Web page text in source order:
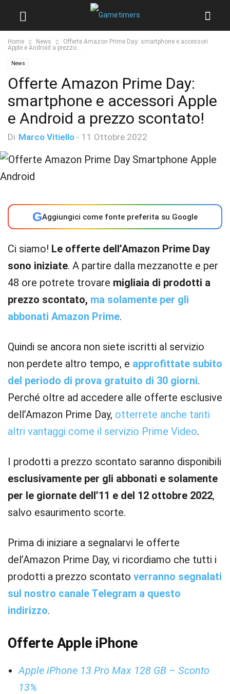
Home News
Offerte Amazon Prime Day: smartphone e accessori
Apple e Android a prezzo...
News
Offerte Amazon Prime Day:
smartphone e accessori Apple
e Android a prezzo scontato!
Di Marco Vitiello - 11 Ottobre 2022
GAggiungici come fonte preferita su Google
Ci siamo! Le offerte dell’Amazon Prime Day
sono iniziate. A partire dalla mezzanotte e per
48 ore potrete trovare migliaia di prodotti a
prezzo scontato, ma solamente per gli
abbonati Amazon Prime.
Quindi se ancora non siete iscritti al servizio
non perdete altro tempo, e approfittate subito
del periodo di prova gratuito di 30 giorni.
Perché oltre ad accedere alle offerte esclusive
dell’Amazon Prime Day, otterrete anche tanti
altri vantaggi come il servizio Prime Video.
I prodotti a prezzo scontato saranno disponibili
esclusivamente per gli abbonati e solamente
per le giornate dell’11 e del 12 ottobre 2022,
salvo esaurimento scorte.
Prima di iniziare a segnalarvi le offerte
del’Amazon Prime Day, vi ricordiamo che tutti i
prodotti a prezzo scontato verranno segnalati
sul nostro canale Telegram a questo
indirizzo.
Offerte Apple iPhone
Apple iPhone 13 Pro Max 128 GB – Sconto
13%